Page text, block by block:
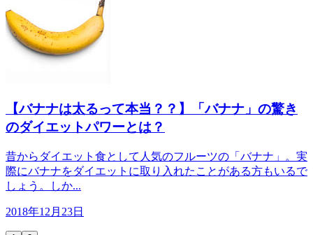
【バナナは太るって本当？？】「バナナ」の驚き
のダイエットパワーとは？
昔からダイエット食として人気のフルーツの「バナナ」。実
際にバナナをダイエットに取り入れたことがある方もいるで
しょう。しか...
2018年12月23日